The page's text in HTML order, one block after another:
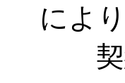
によ
契